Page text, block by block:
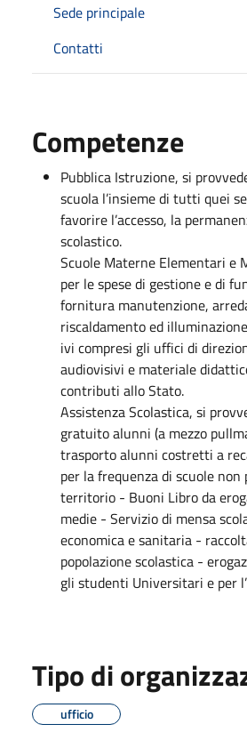
Sede principale
Contatti
Competenze
Pubblica Istruzione, si
scuola l’insieme di tutti quei
favorire l’accesso, la
scolastico.
Scuole Materne Elementari e
per le spese di gestione e di
fornitura manutenzione,
riscaldamento ed
ivi compresi gli uffici di
audiovisivi e materiale
contributi allo Stato.
Assistenza Scolastica, si
gratuito alunni (a mezzo
trasporto alunni costretti a
per la frequenza di scuole
territorio - Buoni Libro da
medie - Servizio di mensa
economica e sanitaria -
popolazione scolastica -
gli studenti Universitari e per
Tipo di
ufficio